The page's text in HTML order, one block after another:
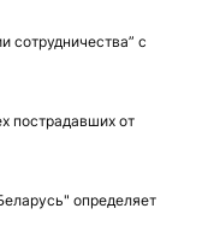
сотрудничества” с
пострадавших от
определяет